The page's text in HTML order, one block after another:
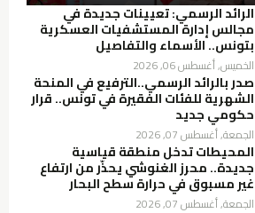
الرائد الرسمي: تعيينات جديدة في
مجالس إدارة المستشفيات العسكرية
بتونس.. الأسماء والتفاصيل
الخميس, أغسطس 06, 2026
صدر بالرائد الرسمي..الترفيع في المنحة
الشهرية للفئات الفقيرة في تونس.. قرار
حكومي جديد
الجمعة, أغسطس 07, 2026
المحيطات تدخل منطقة قياسية
جديدة.. محرز الغنوشي يحذّر من ارتفاع
غير مسبوق في حرارة سطح البحار
الجمعة, أغسطس 07, 2026